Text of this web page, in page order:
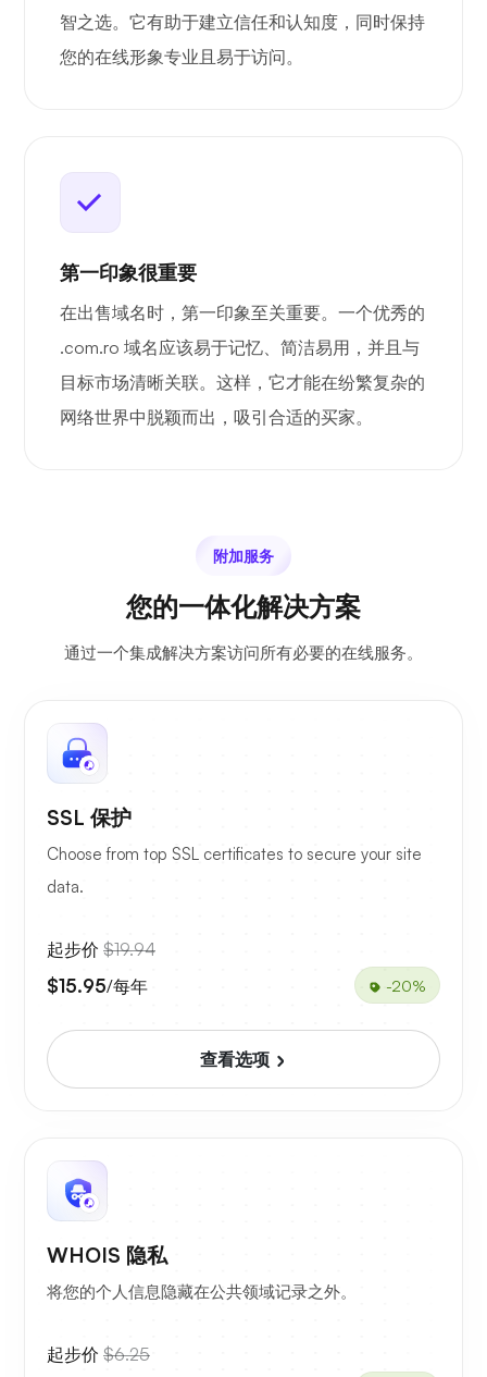
智之选。它有助于建立信任和认知度，同时保持
您的在线形象专业且易于访问。
第一印象很重要
在出售域名时，第一印象至关重要。一个优秀的
.com.ro 域名应该易于记忆、简洁易用，并且与
目标市场清晰关联。这样，它才能在纷繁复杂的
网络世界中脱颖而出，吸引合适的买家。
附加服务
您的一体化解决方案
通过一个集成解决方案访问所有必要的在线服务。
SSL 保护
Choose from top SSL certificates to secure your site
data.
起步价 $19.94
$15.95/每年 -20%
查看选项
WHOIS 隐私
将您的个人信息隐藏在公共领域记录之外。
起步价 $6.25